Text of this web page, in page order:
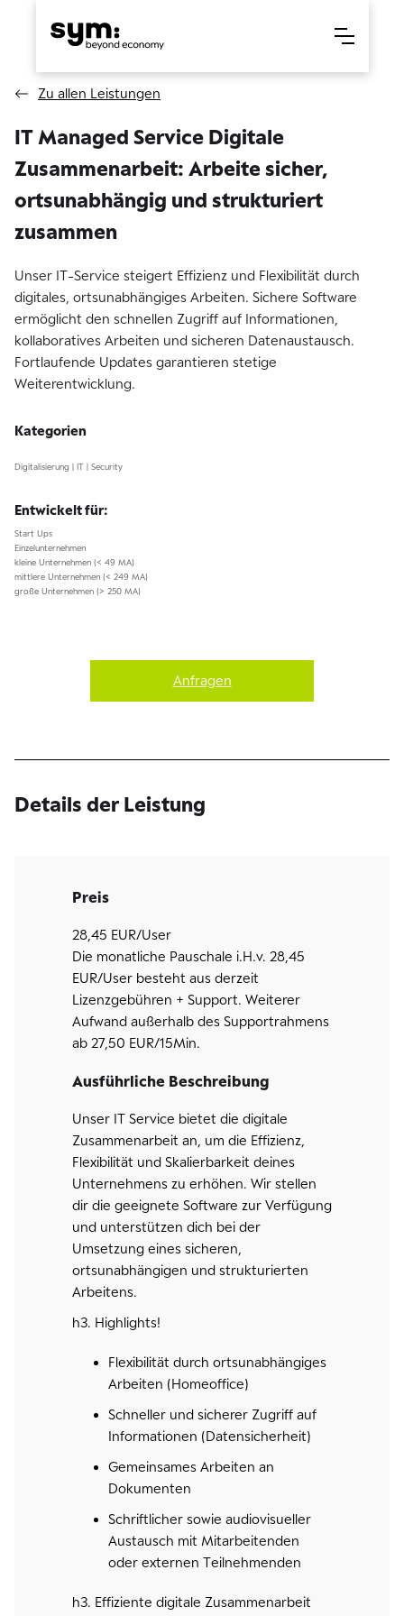
Zu allen Leistungen
IT Managed Service Digitale
Zusammenarbeit: Arbeite sicher,
ortsunabhängig und strukturiert
zusammen
Unser IT-Service steigert Effizienz und Flexibilität durch
digitales, ortsunabhängiges Arbeiten. Sichere Software
ermöglicht den schnellen Zugriff auf Informationen,
kollaboratives Arbeiten und sicheren Datenaustausch.
Fortlaufende Updates garantieren stetige
Weiterentwicklung.
Kategorien
Digitalisierung | IT | Security
Entwickelt für:
Start Ups
Einzelunternehmen
kleine Unternehmen (< 49 MA)
mittlere Unternehmen (< 249 MA)
große Unternehmen (> 250 MA)
Anfragen
Details der Leistung
Preis
28,45 EUR/User
Die monatliche Pauschale i.H.v. 28,45
EUR/User besteht aus derzeit
Lizenzgebühren + Support. Weiterer
Aufwand außerhalb des Supportrahmens
ab 27,50 EUR/15Min.
Ausführliche Beschreibung
Unser IT Service bietet die digitale
Zusammenarbeit an, um die Effizienz,
Flexibilität und Skalierbarkeit deines
Unternehmens zu erhöhen. Wir stellen
dir die geeignete Software zur Verfügung
und unterstützen dich bei der
Umsetzung eines sicheren,
ortsunabhängigen und strukturierten
Arbeitens.
h3. Highlights!
Flexibilität durch ortsunabhängiges
Arbeiten (Homeoffice)
Schneller und sicherer Zugriff auf
Informationen (Datensicherheit)
Gemeinsames Arbeiten an
Dokumenten
Schriftlicher sowie audiovisueller
Austausch mit Mitarbeitenden
oder externen Teilnehmenden
h3. Effiziente digitale Zusammenarbeit